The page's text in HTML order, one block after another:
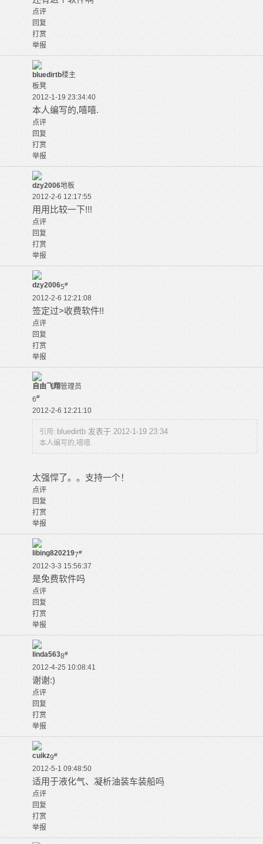
点评
回复
打赏
举报
bluedirtb楼主
板凳
2012-1-19 23:34:40
本人编写的,嘻嘻.
点评
回复
打赏
举报
dzy2006地板
2012-2-6 12:17:55
用用比较一下!!!
点评
回复
打赏
举报
dzy20065#
2012-2-6 12:21:08
签定过>收费软件!!
点评
回复
打赏
举报
自由飞翔管理员
6#
2012-2-6 12:21:10
引用: bluedirtb 发表于 2012-1-19 23:34
本人编写的,嘻嘻.
太强悍了。。支持一个！
点评
回复
打赏
举报
libing8202197#
2012-3-3 15:56:37
是免费软件吗
点评
回复
打赏
举报
linda5638#
2012-4-25 10:08:41
谢谢:)
点评
回复
打赏
举报
cuikz9#
2012-5-1 09:48:50
适用于液化气、凝析油装车装船吗
点评
回复
打赏
举报